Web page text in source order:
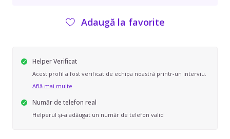
Adaugă la favorite
Helper Verificat
Acest profil a fost verificat de echipa noastră printr-un interviu.
Află mai multe
Număr de telefon real
Helperul și-a adăugat un număr de telefon valid